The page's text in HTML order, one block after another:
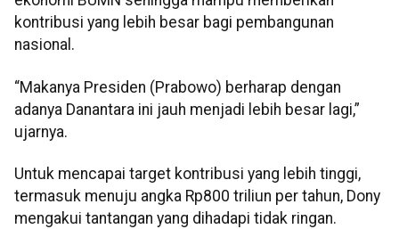
kontribusi yang lebih besar bagi pembangunan
nasional.
“Makanya Presiden (Prabowo) berharap dengan
adanya Danantara ini jauh menjadi lebih besar lagi,”
ujarnya.
Untuk mencapai target kontribusi yang lebih tinggi,
termasuk menuju angka Rp800 triliun per tahun, Dony
mengakui tantangan yang dihadapi tidak ringan.